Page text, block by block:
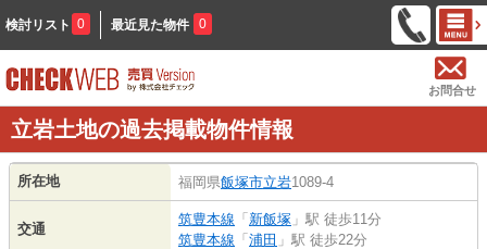
検討リスト 0 最近見た物件 0
お問合せ
立岩土地の過去掲載物件情報
所在地 福岡県飯塚市立岩1089-4
交通
筑豊本線 「 新飯塚 」駅 徒歩11分
筑豊本線 「 浦田 」駅 徒歩22分